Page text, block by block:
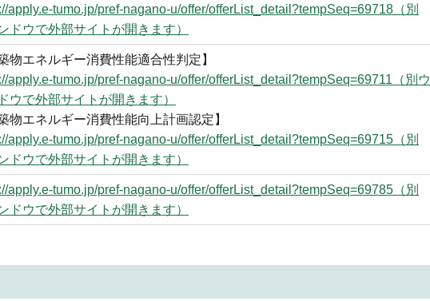
apply.e-tumo.jp/pref-nagano-u/offer/offerList_detail?tempSeq=69718（別
ドウで外部サイトが開きます）
物エネルギー消費性能適合性判定】
apply.e-tumo.jp/pref-nagano-u/offer/offerList_detail?tempSeq=69711（別ウ
ウで外部サイトが開きます）
物エネルギー消費性能向上計画認定】
apply.e-tumo.jp/pref-nagano-u/offer/offerList_detail?tempSeq=69715（別
ドウで外部サイトが開きます）
apply.e-tumo.jp/pref-nagano-u/offer/offerList_detail?tempSeq=69785（別
ドウで外部サイトが開きます）